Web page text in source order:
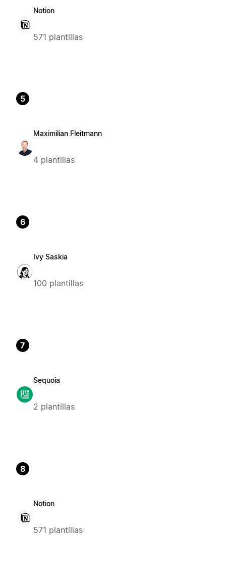
Notion
571 plantillas
5
Maximilian Fleitmann
4 plantillas
6
Ivy Saskia
100 plantillas
7
Sequoia
2 plantillas
8
Notion
571 plantillas